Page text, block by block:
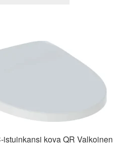
istuinkansi kova QR Valkoinen